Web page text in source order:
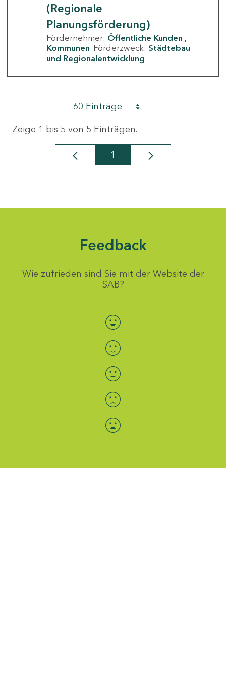
(Regionale
Planungsförderung)
Fördernehmer: Öffentliche Kunden
Kommunen Förderzweck: Städtebau
und Regionalentwicklung
60 Einträge
Zeige 1 bis 5 von 5 Einträgen.
Seite
1
Feedback
Wie zufrieden sind Sie mit der Website der
SAB?
Bewertung auswählen